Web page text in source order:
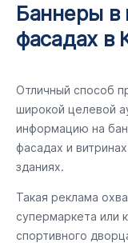
Баннеры в
фасадах в
Отличный способ
широкой целевой
информацию на
фасадах и
зданиях.
Такая реклама
супермаркета или
спортивного